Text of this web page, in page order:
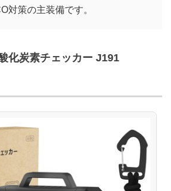
対策の主装備です。
化炭素チェッカー J191